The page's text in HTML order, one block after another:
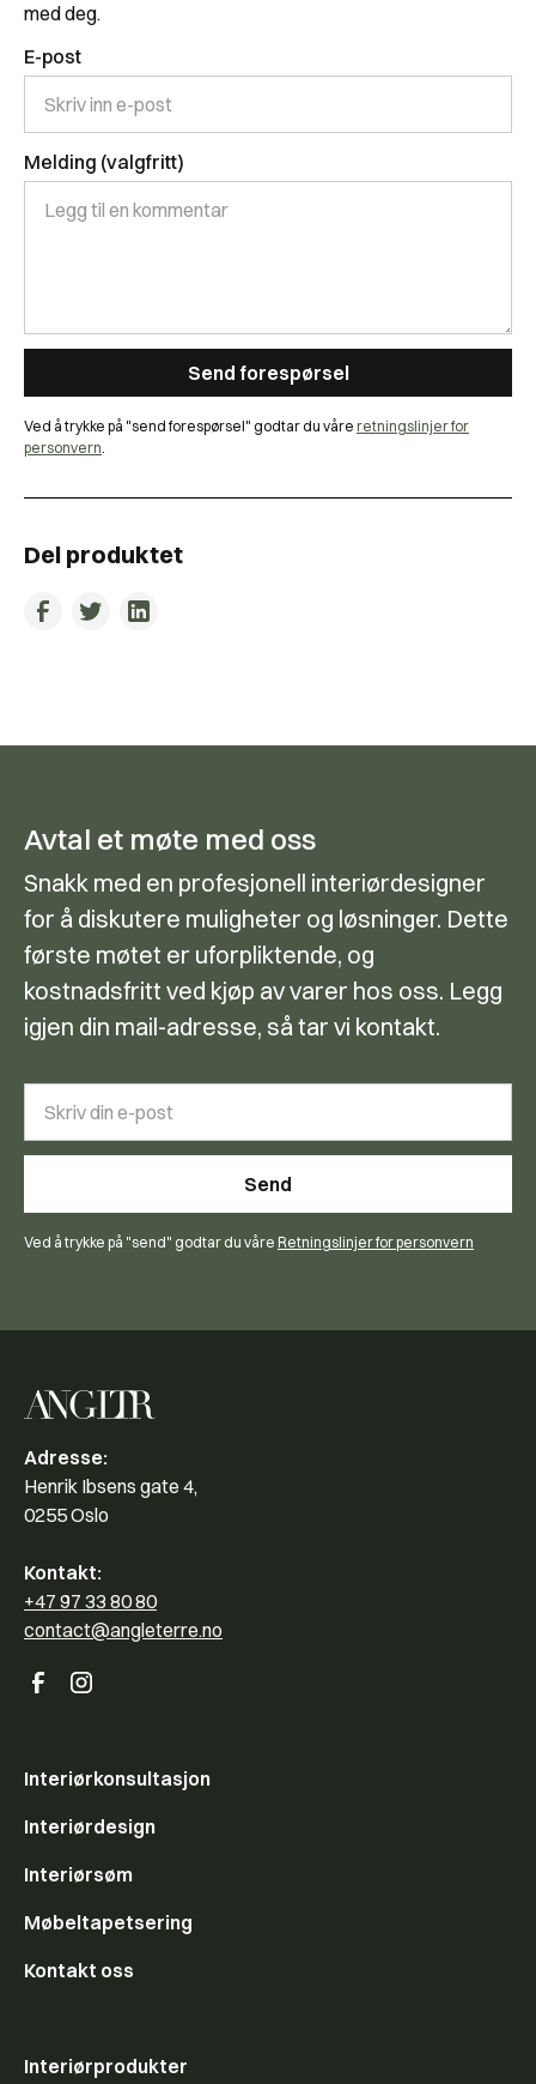
med deg.
E-post
Melding (valgfritt)
Ved å trykke på "send forespørsel" godtar du våre retningslinjer for
personvern.
Del produktet
Avtal et møte med oss
Snakk med en profesjonell interiørdesigner
for å diskutere muligheter og løsninger. Dette
første møtet er uforpliktende, og
kostnadsfritt ved kjøp av varer hos oss. Legg
igjen din mail-adresse, så tar vi kontakt.
Ved å trykke på "send" godtar du våre Retningslinjer for personvern
Adresse:
Henrik Ibsens gate 4,
0255 Oslo
Kontakt:
+47 97 33 80 80
contact@angleterre.no
Interiørkonsultasjon
Interiørdesign
Interiørsøm
Møbeltapetsering
Kontakt oss
Interiørprodukter